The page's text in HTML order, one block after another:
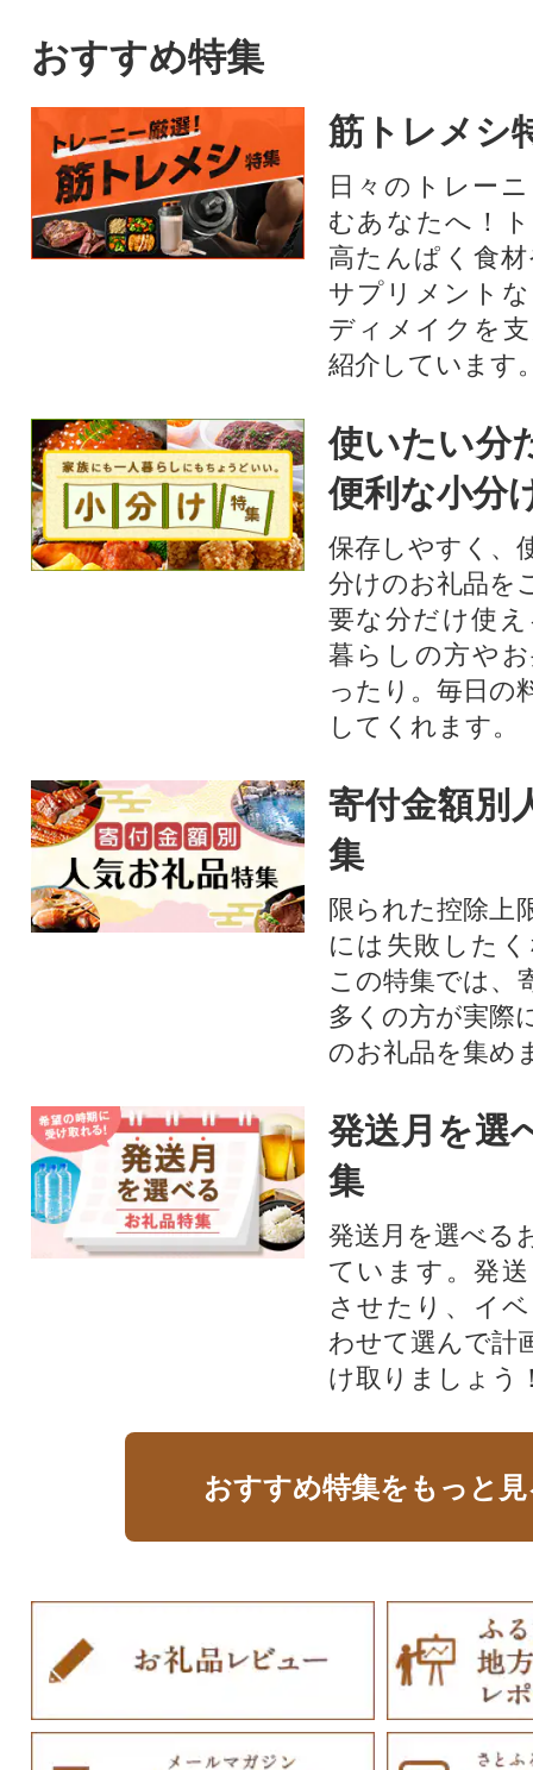
おすすめ特集
筋トレメシ
日々のトレー
むあなたへ！
高たんぱく食
サプリメント
ディメイクを
紹介しています
使いたい分
便利な小分
保存しやすく、
分けのお礼品を
要な分だけ使
暮らしの方や
ったり。毎日の
してくれます。
寄付金額別
集
限られた控除上
には失敗した
この特集では、
多くの方が実際
のお礼品を集め
発送月を選
集
発送月を選べる
ています。発
させたり、イ
わせて選んで計
け取りましょう
おすすめ特集をもっと